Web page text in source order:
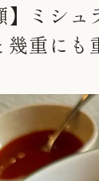
】ミシュ
重にも